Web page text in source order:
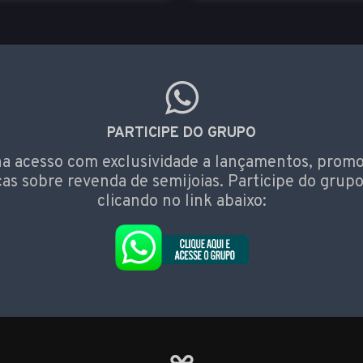
PARTICIPE DO GRUPO
acesso com exclusividade a lançamentos,
sobre revenda de semijoias. Participe do
clicando no link abaixo: